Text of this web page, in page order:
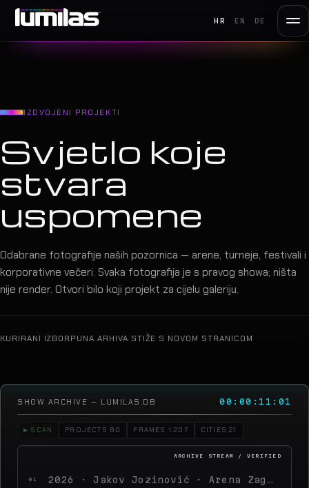
HR EN DE
IZDVOJENI PROJEKTI
Svjetlo koje
stvara
uspomene
Odabrane fotografije naših pozornica — arene, turneje, festivali i
korporativne večeri. Svaka fotografija je s pravog showa; ništa
nije render. Otvori bilo koji projekt za cijelu galeriju.
KURIRANI IZBORPUNA ARHIVA STIŽE S NOVOM STRANICOM
SHOW ARCHIVE — LUMILAS.DB 00:00:14:21
▶ SCAN PROJECTS 80 FRAMES 1.207 CITIES 21
01 2026 · Jakov Jozinović · Arena Zagreb